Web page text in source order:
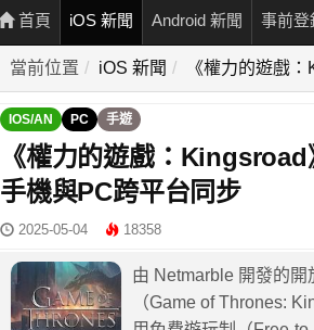
首頁 iOS 新聞 Android 新聞 事前登
當前位置 iOS 新聞 《權力的遊戲
IOS/AN PC 手遊
《權力的遊戲：
手機與PC跨平台同步
2025-05-04 18358
由 Netmarble 開發的開
（Game of Thrones: